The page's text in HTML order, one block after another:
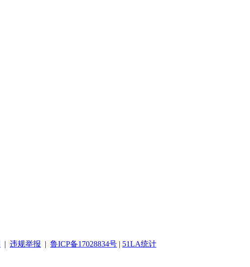
| 违规举报 | 鲁ICP备17028834号 | 51LA统计